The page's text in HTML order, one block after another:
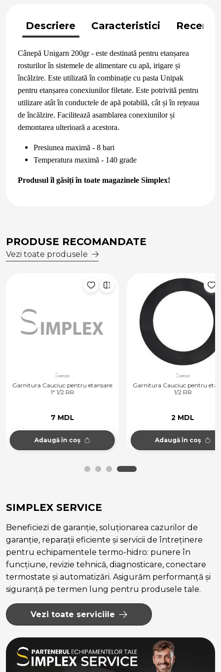
Descriere Caracteristici
Cânepă Unigarn 200gr - este destinată pentru etanșarea
rosturilor în sistemele de alimentare cu apă, irigare și
încălzire. Este utilizată în combinație cu pasta Unipak
pentru etanșarea conexiunilor filetate. Este potrivită pentru
utilizare atât în conductele de apă potabilă, cât și în rețeaua
de încălzire. Facilitează asamblarea conexiunilor și
demontarea ulterioară a acestora.
Presiunea maximă - 8 bari
Temperatura maximă - 140 grade
Produsul îl găsiți în toate magazinele Simplex!
PRODUSE RECOMANDATE
Vezi toate produsele
Garnitura Cauciuc pentru etansare
1" 1/2 RR
7 MDL
Adaugă în coș
Garnitura Cauciuc pentru
1/2 RR
2 MDL
Adaugă în coș
SIMPLEX SERVICE
Beneficiezi de garanție, soluționarea cazurilor de
garanție, reparații eficiente și servicii de întreținere
pentru echipamentele termo-hidro: punere în
funcțiune, revizie tehnică, diagnosticare, conectare
termostate și automatizări. Asigurăm performanță și
siguranță pe termen lung pentru produsele tale.
Vezi toate serviciile